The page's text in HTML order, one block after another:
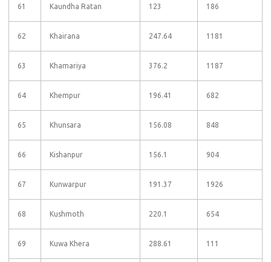
61 Kaundha Ratan 123 186
62 Khairana 247.64 1181
63 Khamariya 376.2 1187
64 Khempur 196.41 682
65 Khunsara 156.08 848
66 Kishanpur 156.1 904
67 Kunwarpur 191.37 1926
68 Kushmoth 220.1 654
69 Kuwa Khera 288.61 111